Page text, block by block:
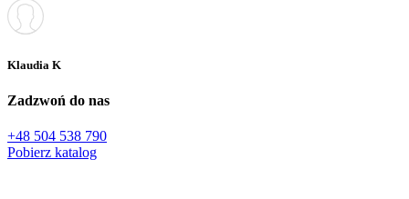
Klaudia K
Zadzwoń do nas
+48 504 538 790
Pobierz katalog